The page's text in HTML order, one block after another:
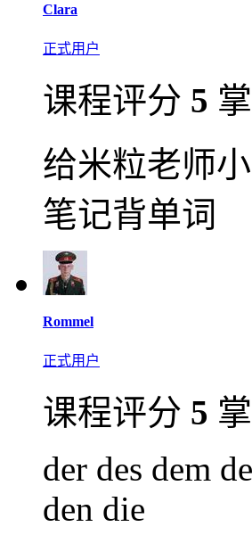
Clara
正式用户
课程评分 5
给米粒老师
笔记背单词
Rommel
正式用户
课程评分 5
der des dem
den die